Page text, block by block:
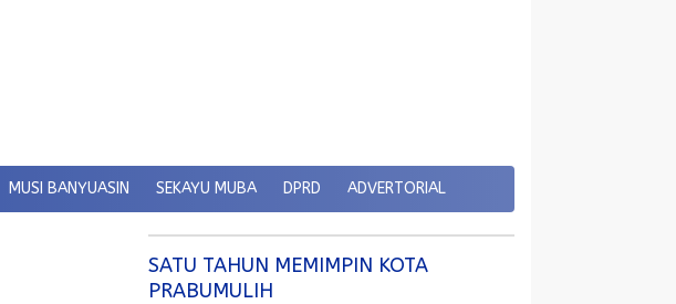
MUSI BANYUASIN SEKAYU MUBA DPRD ADVERTORIAL
SATU TAHUN MEMIMPIN KOTA
PRABUMULIH